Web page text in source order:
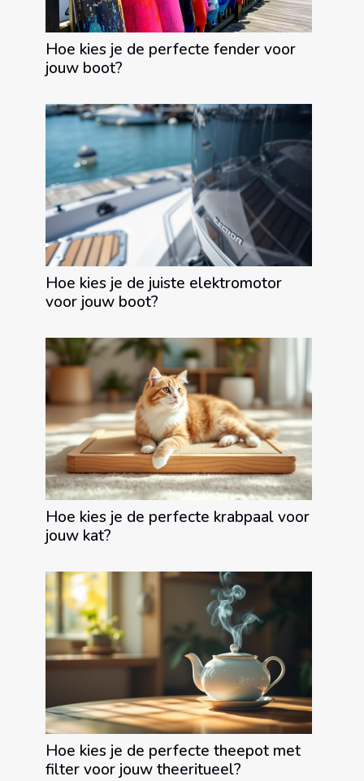
Hoe kies je de perfecte fender voor
jouw boot?
Hoe kies je de juiste elektromotor
voor jouw boot?
Hoe kies je de perfecte krabpaal voor
jouw kat?
Hoe kies je de perfecte theepot met
filter voor jouw theeritueel?